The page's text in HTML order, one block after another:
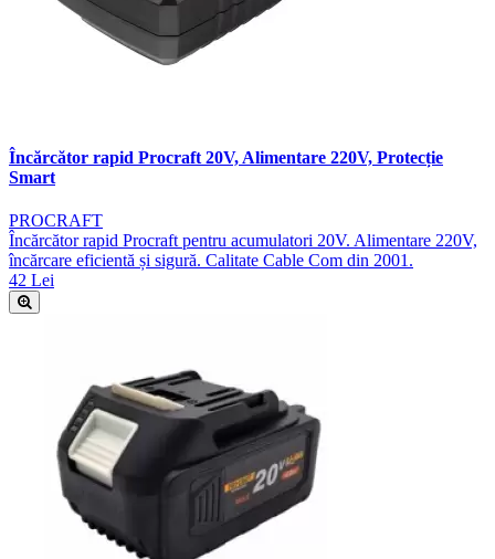
Încărcător rapid Procraft 20V, Alimentare 220V, Protecție
Smart
PROCRAFT
Încărcător rapid Procraft pentru acumulatori 20V. Alimentare 220V,
încărcare eficientă și sigură. Calitate Cable Com din 2001.
42 Lei